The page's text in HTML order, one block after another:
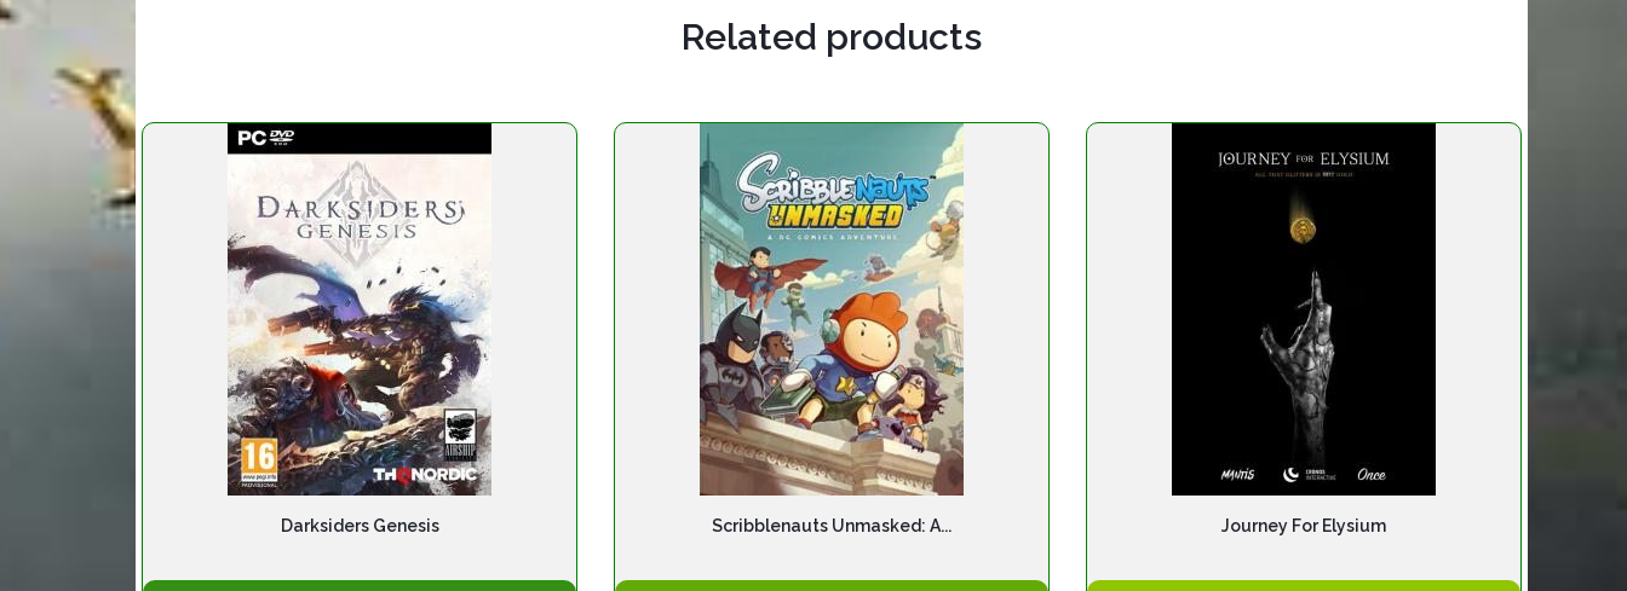
Related products
Darksiders Genesis Scribblenauts Unmasked: A... Journey For Elysium